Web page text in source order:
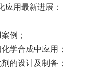
应用最新进展：
例；
学合成中应用；
的设计及制备；